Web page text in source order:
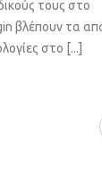
τους στο
βλέπουν τα
στο [...]